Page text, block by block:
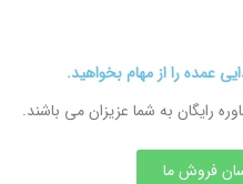
عمده را از مهام بخواهید.
رایگان به شما عزیزان می باشند.
فروش ما